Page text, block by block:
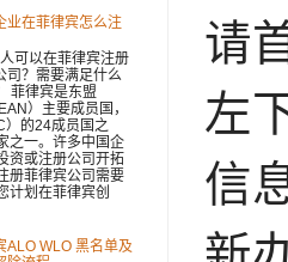
请
左
信
业在菲律宾怎么注
可以在菲律宾注册
司？需要满足什么
菲律宾是东盟
）主要成员国，
）的24成员国之
之一。许多中国企
资或注册公司开拓
册菲律宾公司需要
计划在菲律宾创
ALO WLO 黑名单及